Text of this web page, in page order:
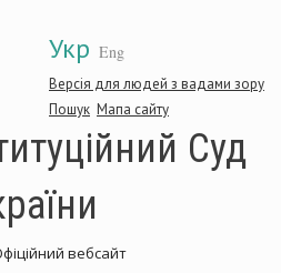
Укр Eng
Версія для людей з вадами зору
Пошук Мапа сайту
Суд
вебсайт